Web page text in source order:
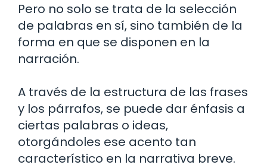
Pero no solo se trata de la selección
de palabras en sí, sino también de la
forma en que se disponen en la
narración.
A través de la estructura de las frases
y los párrafos, se puede dar énfasis a
ciertas palabras o ideas,
otorgándoles ese acento tan
característico en la narrativa breve.